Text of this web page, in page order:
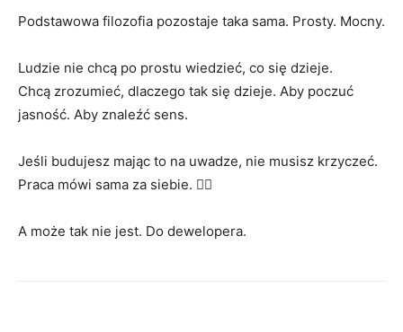
Podstawowa filozofia pozostaje taka sama. Prosty. Mocny.
Ludzie nie chcą po prostu wiedzieć, co się dzieje.
Chcą zrozumieć, dlaczego tak się dzieje. Aby poczuć
jasność. Aby znaleźć sens.
Jeśli budujesz mając to na uwadze, nie musisz krzyczeć.
Praca mówi sama za siebie. 🧘‍♂️
A może tak nie jest. Do dewelopera.